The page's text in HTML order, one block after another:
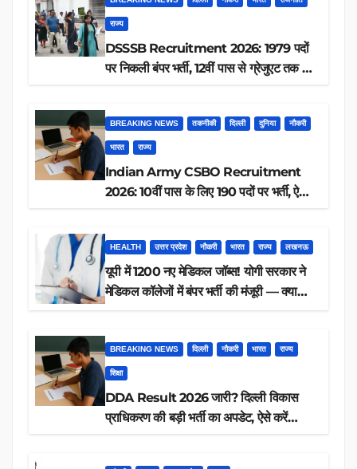
राज्य
DSSSB Recruitment 2026: 1979 पदों
पर निकली बंपर भर्ती, 12वीं पास से ग्रेजुएट तक करें
BREAKING NEWS तकनीकी दिल्ली दुनिया नौकरी
भारत राज्य
Indian Army CSBO Recruitment
2026: 10वीं पास के लिए 190 पदों पर भर्ती, ऐसे
HEALTH उत्तर प्रदेश नौकरी भारत राज्य लखनऊ
यूपी में 1200 नए मेडिकल जॉब्स! योगी सरकार ने
मेडिकल कॉलेजों में बंपर भर्ती की मंजूरी — क्या
BREAKING NEWS दिल्ली नौकरी भारत राज्य
शिक्षा
DDA Result 2026 जारी? दिल्ली विकास
प्राधिकरण की बड़ी भर्ती का अपडेट, ऐसे करें